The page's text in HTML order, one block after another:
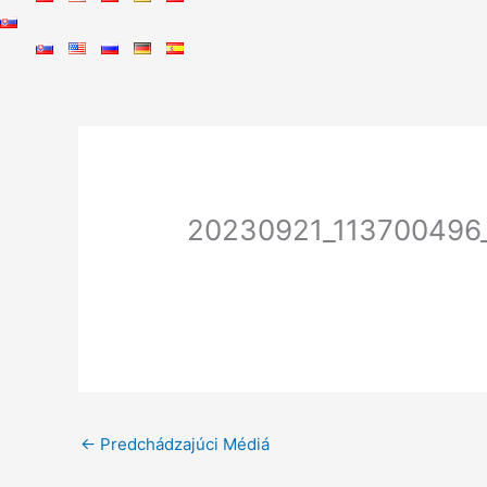
← Predchádzajúci Médiá